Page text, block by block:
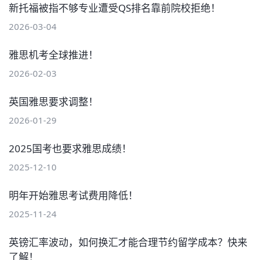
新托福被指不够专业遭受QS排名靠前院校拒绝！
2026-03-04
雅思机考全球推进！
2026-02-03
英国雅思要求调整！
2026-01-29
2025国考也要求雅思成绩！
2025-12-10
明年开始雅思考试费用降低！
2025-11-24
英镑汇率波动，如何换汇才能合理节约留学成本？快来
了解！